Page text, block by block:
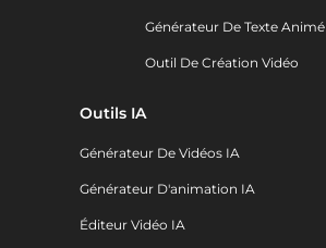
Générateur De Texte Animé
Outil De Création Vidéo
Outils IA
Générateur De Vidéos IA
Générateur D'animation IA
Éditeur Vidéo IA